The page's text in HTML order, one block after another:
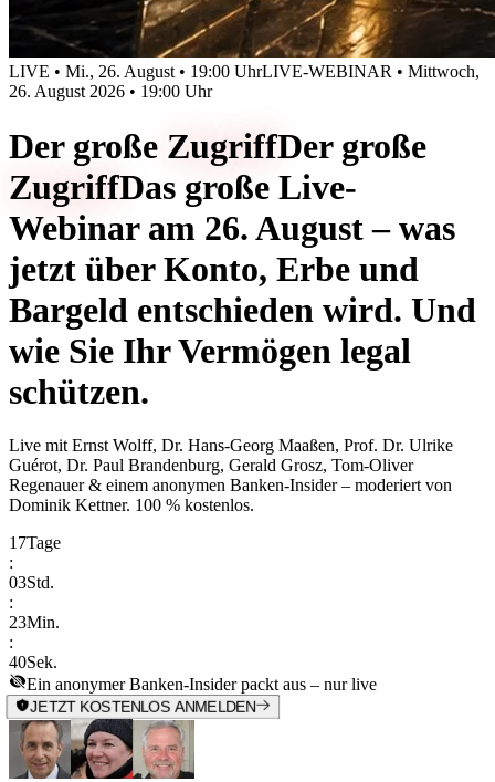
LIVE • Mi., 26. August • 19:00 UhrLIVE-WEBINAR • Mittwoch,
26. August 2026 • 19:00 Uhr
Der große ZugriffDer große
ZugriffDas große Live-
Webinar am 26. August – was
jetzt über Konto, Erbe und
Bargeld entschieden wird. Und
wie Sie Ihr Vermögen legal
schützen.
Live mit Ernst Wolff, Dr. Hans-Georg Maaßen, Prof. Dr. Ulrike
Guérot, Dr. Paul Brandenburg, Gerald Grosz, Tom-Oliver
Regenauer & einem anonymen Banken-Insider– moderiert von
Dominik Kettner. 100 % kostenlos.
17Tage
:
03Std.
:
23Min.
:
40Sek.
Ein anonymer Banken-Insider packt aus – nur live
JETZT KOSTENLOS ANMELDEN